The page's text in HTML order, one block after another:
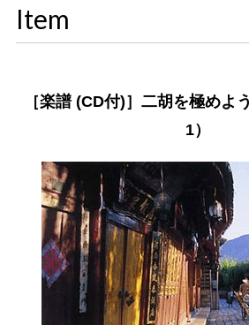
Item
［楽譜 (CD付)］二胡を極めよ
1）